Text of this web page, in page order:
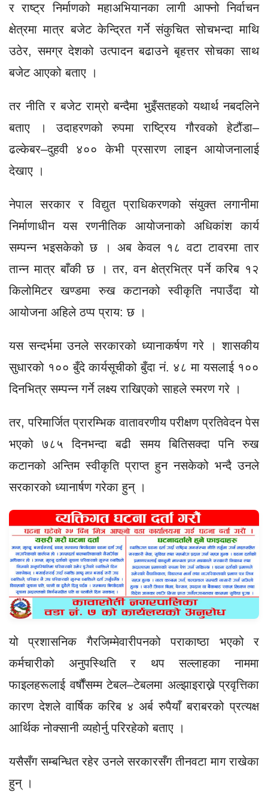
र राष्ट्र निर्माणको महाअभियानका लागी आफ्नो निर्वाचन
क्षेत्रमा मात्र बजेट केन्द्रित गर्ने संकुचित सोचभन्दा माथि
उठेर, समग्र देशको उत्पादन बढाउने बृहत्तर सोचका साथ
बजेट आएको बताए ।
तर नीति र बजेट राम्रो बन्दैमा भुइँसतहको यथार्थ नबदलिने
बताए । उदाहरणको रुपमा राष्ट्रिय गौरवको हेटौंडा–
ढल्केबर–दुहवी ४०० केभी प्रसारण लाइन आयोजनालाई
देखाए ।
नेपाल सरकार र विद्युत प्राधिकरणको संयुक्त लगानीमा
निर्माणाधीन यस रणनीतिक आयोजनाको अधिकांश कार्य
सम्पन्न भइसकेको छ । अब केवल १८ वटा टावरमा तार
तान्न मात्र बाँकी छ । तर, वन क्षेत्रभित्र पर्ने करिब १२
किलोमिटर खण्डमा रुख कटानको स्वीकृति नपाउँदा यो
आयोजना अहिले ठप्प प्राय: छ ।
यस सन्दर्भमा उनले सरकारको ध्यानाकर्षण गरे । शासकीय
सुधारको १०० बुँदे कार्यसूचीको बुँदा नं. ४८ मा यसलाई १००
दिनभित्र सम्पन्न गर्ने लक्ष्य राखिएको साहले स्मरण गरे ।
तर, परिमार्जित प्रारम्भिक वातावरणीय परीक्षण प्रतिवेदन पेस
भएको ७८५ दिनभन्दा बढी समय बितिसक्दा पनि रुख
कटानको अन्तिम स्वीकृति प्राप्त हुन नसकेको भन्दै उनले
सरकारको ध्यानार्षण गरेका हुन् ।
यो प्रशासनिक गैरजिम्मेवारीपनको पराकाष्ठा भएको र
कर्मचारीको अनुपस्थिति र थप सल्लाहका नाममा
फाइलहरूलाई वर्षौंसम्म टेबल–टेबलमा अल्झाइराख्ने प्रवृत्तिका
कारण देशले वार्षिक करिब ४ अर्ब रुपैयाँ बराबरको प्रत्यक्ष
आर्थिक नोक्सानी व्यहोर्नु परिरहेको बताए ।
यसैसँग सम्बन्धित रहेर उनले सरकारसँग तीनवटा माग राखेका
हुन् ।